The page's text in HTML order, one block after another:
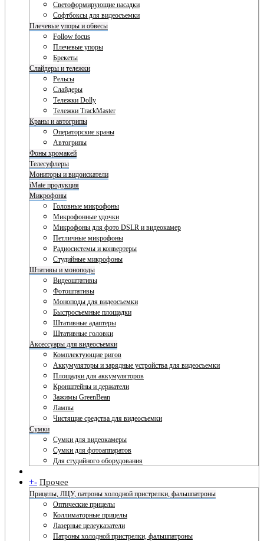
Светоформирующие насадки
Софтбоксы для видеосъемки
Плечевые упоры и обвесы
Follow focus
Плечевые упоры
Брекеты
Слайдеры и тележки
Рельсы
Слайдеры
Тележки Dolly
Тележки TrackMaster
Краны и автогрипы
Операторские краны
Автогрипы
Фоны хромакей
Телесуфлеры
Мониторы и видоискатели
iMate продукция
Микрофоны
Головные микрофоны
Микрофонные удочки
Микрофоны для фото DSLR и видеокамер
Петличные микрофоны
Радиосистемы и конвертеры
Студийные микрофоны
Штативы и моноподы
Видеоштативы
Фотоштативы
Моноподы для видеосъемки
Быстросъемные площадки
Штативные адаптеры
Штативные головки
Аксессуары для видеосъемки
Комплектующие ригов
Аккумуляторы и зарядные устройства для видеосъемки
Площадки для аккумуляторов
Кронштейны и держатели
Зажимы GreenBean
Лампы
Чистящие средства для видеосъемки
Сумки
Сумки для видеокамеры
Сумки для фотоаппаратов
Для студийного оборудования
+- Прочее
Прицелы, ЛЦУ, патроны холодной пристрелки, фальшпатроны
Оптические прицелы
Коллиматорные прицелы
Лазерные целеуказатели
Патроны холодной пристрелки, фальшпатроны